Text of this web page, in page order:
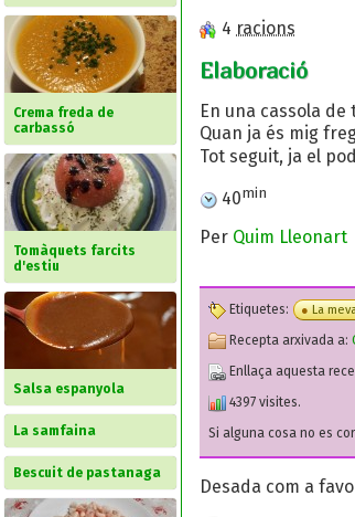
Crema freda de
carbassó
Tomàquets farcits
d'estiu
Salsa espanyola
La samfaina
Bescuit de pastanaga
4 racions
Elaboració
En una cassola
Quan ja és mig
Tot seguit, ja el
40min
Per Quim Lleonart
Etiquetes: La
Recepta arxivada a:
Enllaça aquesta
4397 visites.
Si alguna cosa no es
Desada com a